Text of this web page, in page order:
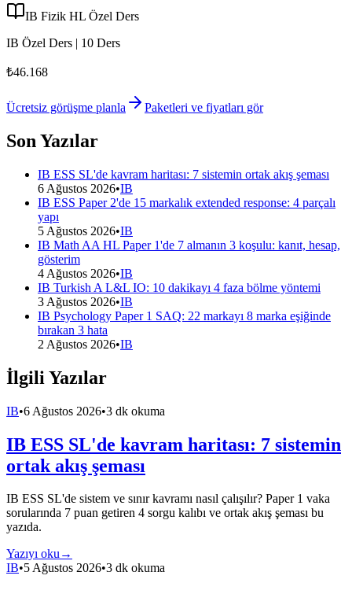
IB Fizik HL Özel Ders
IB Özel Ders | 10 Ders
₺46.168
Ücretsiz görüşme planla Paketleri ve fiyatları gör
Son Yazılar
IB ESS SL'de kavram haritası: 7 sistemin ortak akış şeması
6 Ağustos 2026•IB
IB ESS Paper 2'de 15 markalık extended response: 4 parçalı
yapı
5 Ağustos 2026•IB
IB Math AA HL Paper 1'de 7 almanın 3 koşulu: kanıt, hesap,
gösterim
4 Ağustos 2026•IB
IB Turkish A L&L IO: 10 dakikayı 4 faza bölme yöntemi
3 Ağustos 2026•IB
IB Psychology Paper 1 SAQ: 22 markayı 8 marka eşiğinde
bırakan 3 hata
2 Ağustos 2026•IB
İlgili Yazılar
IB•6 Ağustos 2026•3 dk okuma
IB ESS SL'de kavram haritası: 7 sistemin
ortak akış şeması
IB ESS SL'de sistem ve sınır kavramı nasıl çalışılır? Paper 1 vaka
sorularında 7 puan getiren 4 sorgu kalıbı ve ortak akış şeması bu
yazıda.
Yazıyı oku→
IB•5 Ağustos 2026•3 dk okuma